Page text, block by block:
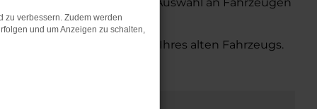
Inzahlungnahme Ihres alten Fahrzeugs.
zu verbessern. Zudem werden
und um Anzeigen zu schalten,